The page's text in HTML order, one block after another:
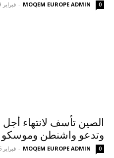
MOQEM EUROPE ADMIN
- فبراير 9, 2026 0
الصين تأسف لانتهاء
وتدعو واشنطن وموسكو
MOQEM EUROPE ADMIN
- فبراير 5, 2026 0